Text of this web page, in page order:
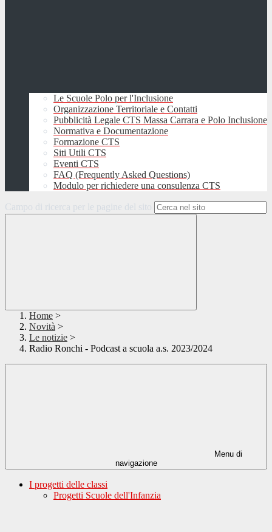
Le Scuole Polo per l'Inclusione
Organizzazione Territoriale e Contatti
Pubblicità Legale CTS Massa Carrara e Polo Inclusione
Normativa e Documentazione
Formazione CTS
Siti Utili CTS
Eventi CTS
FAQ (Frequently Asked Questions)
Modulo per richiedere una consulenza CTS
Campo di ricerca per le pagine del sito
Home >
Novità >
Le notizie >
Radio Ronchi - Podcast a scuola a.s. 2023/2024
Menu di
navigazione
I progetti delle classi
Progetti Scuole dell'Infanzia